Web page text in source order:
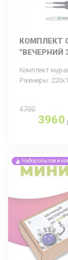
КОМПЛЕКТ
"ВЕЧЕРНИЙ
Комплект
Размеры:
4700
3960
Набор опытов в